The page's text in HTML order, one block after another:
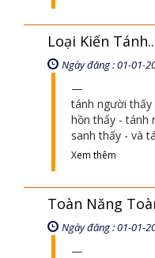
Loại Kiến
Ngày đăng : 01-01-
tánh người
hồn thấy - tánh
sanh thấy - và
Xem thêm
Toàn Năng
Ngày đăng : 01-01-